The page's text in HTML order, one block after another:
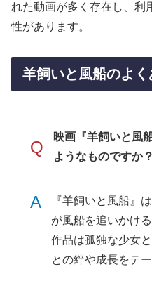
れた動画が多く存在し、利
性があります。
羊飼いと風船のよく
Q
映画『羊飼いと風
ようなものですか？
A
『羊飼いと風船』
が風船を追いかけ
作品は孤独な少女
との絆や成長をテ